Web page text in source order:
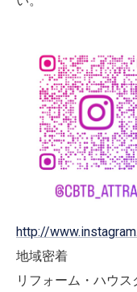
http://
地域密着
リフォーム・ハウ